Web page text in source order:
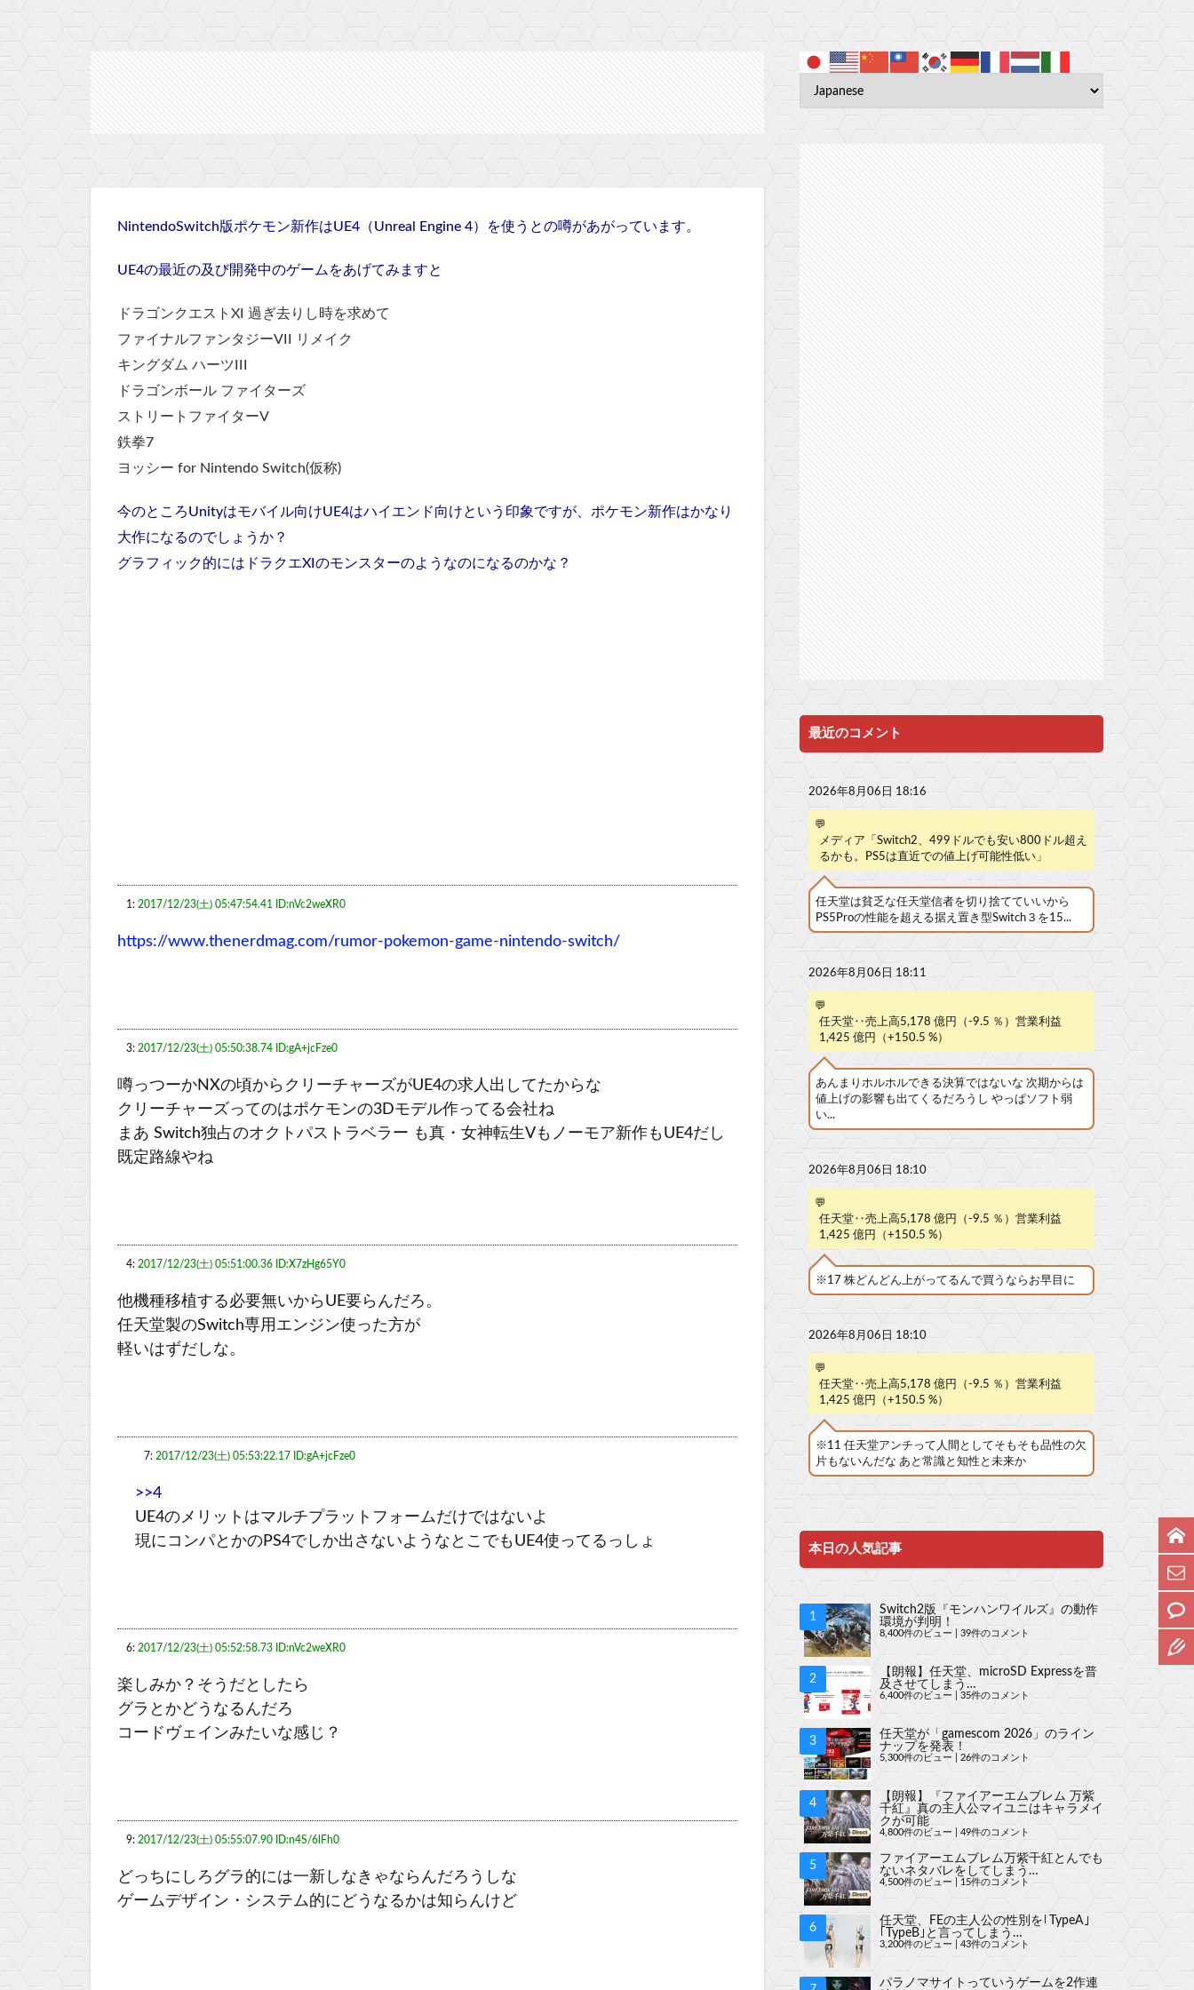
NintendoSwitch版ポケモン新作はUE4（Unreal Engine 4）を使うとの噂があがっています。
UE4の最近の及び開発中のゲームをあげてみますと
ドラゴンクエストXI 過ぎ去りし時を求めて
ファイナルファンタジーVII リメイク
キングダム ハーツIII
ドラゴンボール ファイターズ
ストリートファイターV
鉄拳7
ヨッシー for Nintendo Switch(仮称)
今のところUnityはモバイル向けUE4はハイエンド向けという印象ですが、ポケモン新作はかなり
大作になるのでしょうか？
グラフィック的にはドラクエXIのモンスターのようなのになるのかな？
1: 2017/12/23(土) 05:47:54.41 ID:nVc2weXR0
https://www.thenerdmag.com/rumor-pokemon-game-nintendo-switch/
3: 2017/12/23(土) 05:50:38.74 ID:gA+jcFze0
噂っつーかNXの頃からクリーチャーズがUE4の求人出してたからな
クリーチャーズってのはポケモンの3Dモデル作ってる会社ね
まあ Switch独占のオクトパストラベラー も真・女神転生Vもノーモア新作もUE4だし
既定路線やね
4: 2017/12/23(土) 05:51:00.36 ID:X7zHg65Y0
他機種移植する必要無いからUE要らんだろ。
任天堂製のSwitch専用エンジン使った方が
軽いはずだしな。
7: 2017/12/23(土) 05:53:22.17 ID:gA+jcFze0
>>4
UE4のメリットはマルチプラットフォームだけではないよ
現にコンパとかのPS4でしか出さないようなとこでもUE4使ってるっしょ
6: 2017/12/23(土) 05:52:58.73 ID:nVc2weXR0
楽しみか？そうだとしたら
グラとかどうなるんだろ
コードヴェインみたいな感じ？
9: 2017/12/23(土) 05:55:07.90 ID:n4S/6lFh0
どっちにしろグラ的には一新しなきゃならんだろうしな
ゲームデザイン・システム的にどうなるかは知らんけど
最近のコメント
2026年8月06日 18:16
💬
メディア「Switch2、499ドルでも安い800ドル超え
るかも。PS5は直近での値上げ可能性低い」
任天堂は貧乏な任天堂信者を切り捨てていいから
PS5Proの性能を超える据え置き型Switch３を15...
2026年8月06日 18:11
💬
任天堂‥売上高5,178 億円（-9.5 ％）営業利益
1,425 億円（+150.5 %）
あんまりホルホルできる決算ではないな 次期からは
値上げの影響も出てくるだろうし やっぱソフト弱
い...
2026年8月06日 18:10
💬
任天堂‥売上高5,178 億円（-9.5 ％）営業利益
1,425 億円（+150.5 %）
※17 株どんどん上がってるんで買うならお早目に
2026年8月06日 18:10
💬
任天堂‥売上高5,178 億円（-9.5 ％）営業利益
1,425 億円（+150.5 %）
※11 任天堂アンチって人間としてそもそも品性の欠
片もないんだな あと常識と知性と未来か
本日の人気記事
Switch2版『モンハンワイルズ』の動作
環境が判明！
8,400件のビュー 39件のコメント
【朗報】任天堂、microSD Expressを普
及させてしまう…
6,400件のビュー 35件のコメント
任天堂が「gamescom 2026」のライン
ナップを発表！
5,300件のビュー 26件のコメント
【朗報】『ファイアーエムブレム 万紫
千紅』真の主人公マイユニはキャラメイ
クが可能
4,800件のビュー 49件のコメント
ファイアーエムブレム万紫千紅とんでも
ないネタバレをしてしまう…
4,500件のビュー 15件のコメント
任天堂、FEの主人公の性別を｢TypeA｣
｢TypeB｣と言ってしまう…
3,200件のビュー 43件のコメント
パラノマサイトっていうゲームを2作連